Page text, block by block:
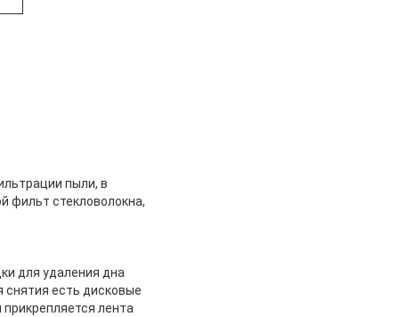
пыли, в
фильт стекловолокна,
для удаления дна
снятия есть дисковые
лента